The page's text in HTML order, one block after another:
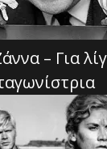
– Για